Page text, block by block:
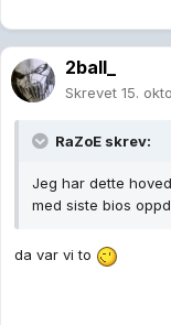
2ball_
Skrevet 15.
RaZoE skrev:
Jeg har dette
med siste bios
da var vi to